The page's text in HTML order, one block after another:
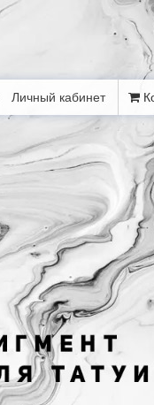
Личный кабинет